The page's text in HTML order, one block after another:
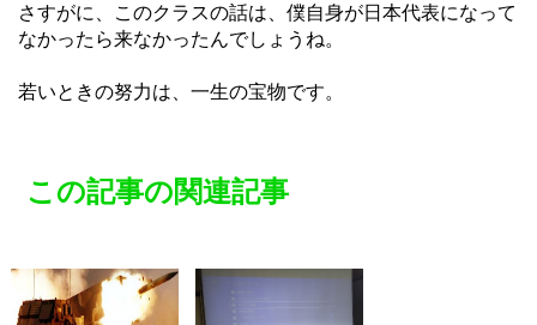
さすがに、このクラスの話は、僕自身が日本代表になって
なかったら来なかったんでしょうね。
若いときの努力は、一生の宝物です。
この記事の関連記事